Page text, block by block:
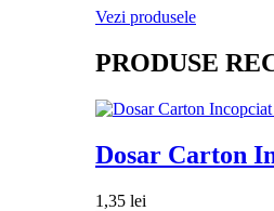
Vezi produsele
PRODUSE
Dosar Carton
1,35 lei